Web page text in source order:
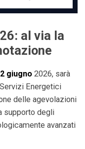
al via la
giugno 2026, sarà
Energetici
delle agevolazioni
supporto degli
avanzati